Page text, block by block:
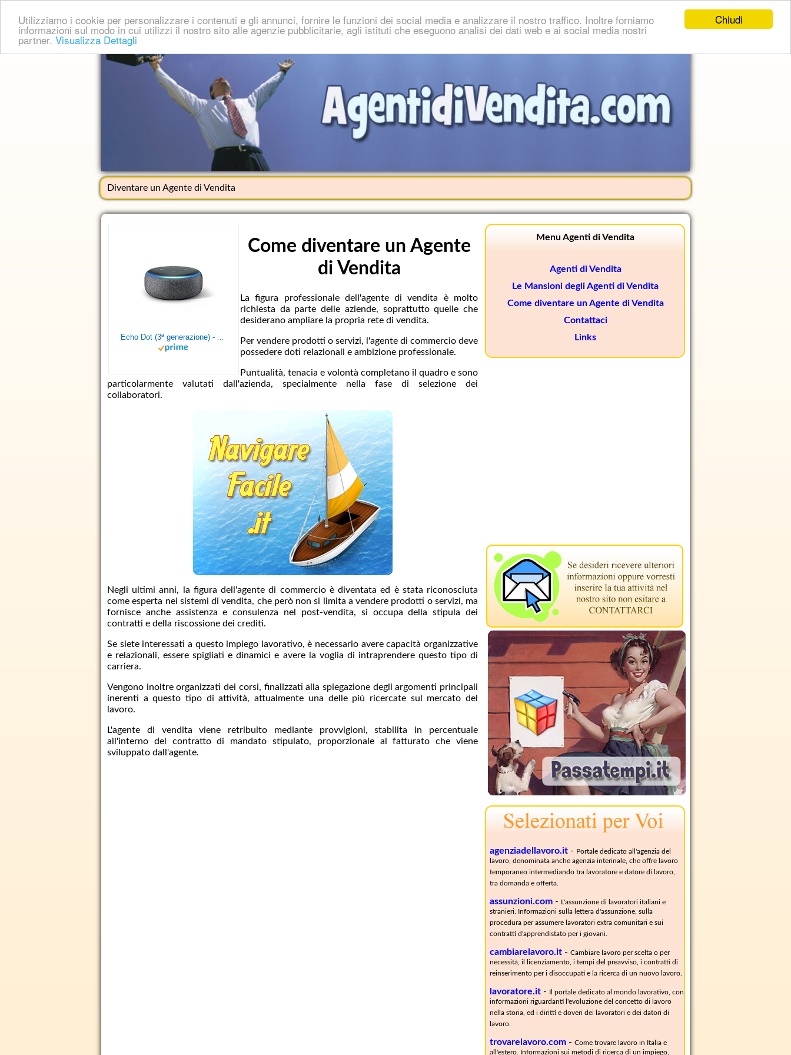
Chiudi
Utilizziamo i cookie per personalizzare i contenuti e gli annunci, fornire le funzioni dei social media e analizzare il nostro traffico. Inoltre forniamo
informazioni sul modo in cui utilizzi il nostro sito alle agenzie pubblicitarie, agli istituti che eseguono analisi dei dati web e ai social media nostri
partner. Visualizza Dettagli
Diventare un Agente di Vendita
Echo Dot (3ª generazione) - Altoparlante intelligente con integrazione Alexa - Tessuto antracite
Come diventare un Agente
di Vendita
La figura professionale dell'agente di vendita è molto
richiesta da parte delle aziende, soprattutto quelle che
desiderano ampliare la propria rete di vendita.
Per vendere prodotti o servizi, l'agente di commercio deve
possedere doti relazionali e ambizione professionale.
Puntualità, tenacia e volontà completano il quadro e sono
particolarmente valutati dall'azienda, specialmente nella fase di selezione dei
collaboratori.
Negli ultimi anni, la figura dell'agente di commercio è diventata ed è stata riconosciuta
come esperta nei sistemi di vendita, che però non si limita a vendere prodotti o servizi, ma
fornisce anche assistenza e consulenza nel post-vendita, si occupa della stipula dei
contratti e della riscossione dei crediti.
Se siete interessati a questo impiego lavorativo, è necessario avere capacità organizzative
e relazionali, essere spigliati e dinamici e avere la voglia di intraprendere questo tipo di
carriera.
Vengono inoltre organizzati dei corsi, finalizzati alla spiegazione degli argomenti principali
inerenti a questo tipo di attività, attualmente una delle più ricercate sul mercato del
lavoro.
L'agente di vendita viene retribuito mediante provvigioni, stabilita in percentuale
all'interno del contratto di mandato stipulato, proporzionale al fatturato che viene
sviluppato dall'agente.
Menu Agenti di Vendita
Agenti di Vendita
Le Mansioni degli Agenti di Vendita
Come diventare un Agente di Vendita
Contattaci
Links
agenziadellavoro.it - Portale dedicato all'agenzia del
lavoro, denominata anche agenzia interinale, che offre lavoro
temporaneo intermediando tra lavoratore e datore di lavoro,
tra domanda e offerta.
assunzioni.com - L'assunzione di lavoratori italiani e
stranieri. Informazioni sulla lettera d'assunzione, sulla
procedura per assumere lavoratori extra comunitari e sui
contratti d'apprendistato per i giovani.
cambiarelavoro.it - Cambiare lavoro per scelta o per
necessità, il licenziamento, i tempi del preavviso, i contratti di
reinserimento per i disoccupati e la ricerca di un nuovo lavoro.
lavoratore.it - Il portale dedicato al mondo lavorativo, con
informazioni riguardanti l'evoluzione del concetto di lavoro
nella storia, ed i diritti e doveri dei lavoratori e dei datori di
lavoro.
trovarelavoro.com - Come trovare lavoro in Italia e